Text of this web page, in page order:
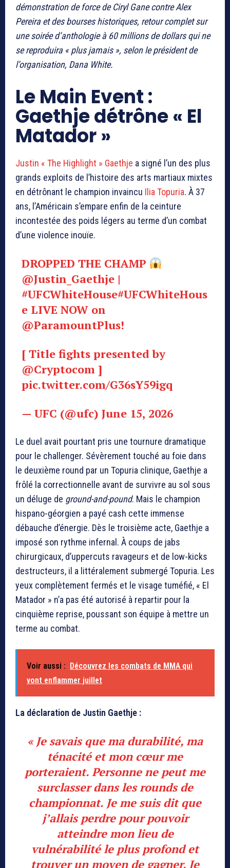
démonstration de force de Ciryl Gane contre Alex
Pereira et des bourses historiques, retour complet sur
une soirée d’anthologie à 60 millions de dollars qui ne
se reproduira « plus jamais », selon le président de
l’organisation, Dana White.
Le Main Event :
Gaethje détrône « El
Matador »
Justin « The Highlight » Gaethje a signé l’un des plus
grands exploits de l’histoire des arts martiaux mixtes
en détrônant le champion invaincu Ilia Topuria. À 37
ans, l’Américain s’empare enfin de la ceinture
incontestée des poids légers au terme d’un combat
d’une violence inouïe.
DROPPED THE CHAMP
@Justin_Gaethje|
#UFCWhiteHouse#UFCWhiteHous
eLIVE NOW on
@ParamountPlus!
[ Title fights presented by
@Cryptocom ]
pic.twitter.com/G36sY59igq
— UFC (@ufc) June 15, 2026
Le duel avait pourtant pris une tournure dramatique
pour le challenger. Sévèrement touché au foie dans
le deuxième round par un Topuria clinique, Gaethje a
frôlé la correctionnelle avant de survivre au sol sous
un déluge de ground-and-pound. Mais le champion
hispano-géorgien a payé cash cette immense
débauche d’énergie. Dès le troisième acte, Gaethje a
imposé son rythme infernal. À coups de jabs
chirurgicaux, d’uppercuts ravageurs et de low-kicks
destructeurs, il a littéralement submergé Topuria. Les
yeux complètement fermés et le visage tuméfié, « El
Matador » n’a pas été autorisé à repartir pour la
cinquième reprise, poussant son équipe à mettre un
terme au combat.
Voir aussi :
Découvrez les combats de MMA qui
vont enflammer juillet
La déclaration de Justin Gaethje :
« Je savais que ma durabilité, ma
ténacité et mon cœur me
porteraient. Personne ne peut me
surclasser dans les rounds de
championnat. Je me suis dit que
j’allais perdre pour pouvoir
atteindre mon lieu de
vulnérabilité le plus profond et
trouver un moyen de gagner. Je